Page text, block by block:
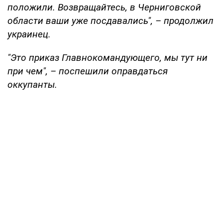
положили. Возвращайтесь, в Черниговской
области ваши уже посдавались", – продолжил
украинец.
"Это приказ Главнокомандующего, мы тут ни
при чем", – поспешили оправдаться
оккупанты.